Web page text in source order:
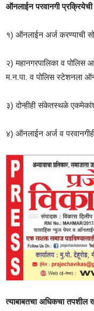
ऑनलाईन परवानगी प्रक्रियेची
१) ऑनलाईन अर्ज करण्याची
२) महानगरपालिका व
म.न.पा. व पोलिस स्टेशनला
३) दोन्हीही संकेतस्थळे
४) ऑनलाईन अर्ज व
त्याबाबतचा अधिकचा तपशील